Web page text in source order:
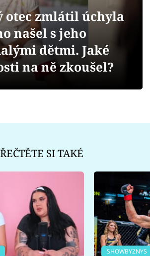
otec zmlátil úchyla
našel s jeho
dětmi. Jaké
na ně zkoušel?
SI TAKÉ
SHOWBYZNYS